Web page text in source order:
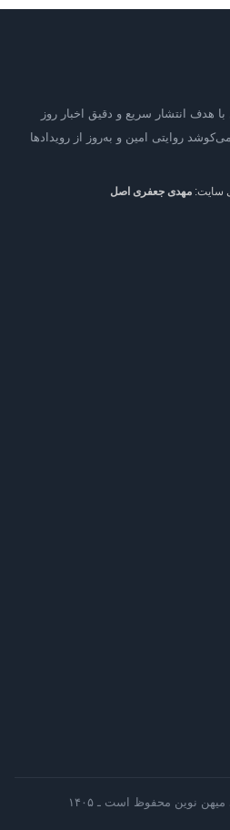
با هدف انتشار سریع و دقیق اخبار روز
روایتی امین و به‌روز از رویدادها
سایت: مهدی جعفری اصل
نوین محفوظ است ـ ۱۴۰۵